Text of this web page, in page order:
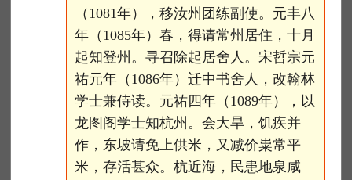
（1081年），移汝州团练副使。元丰八
年（1085年）春，得请常州居住，十月
起知登州。寻召除起居舍人。宋哲宗元
祐元年（1086年）迁中书舍人，改翰林
学士兼侍读。元祐四年（1089年），以
龙图阁学士知杭州。会大旱，饥疾并
作，东坡请免上供米，又减价粜常平
米，存活甚众。杭近海，民患地泉咸